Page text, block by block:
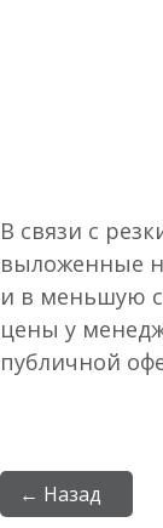
В связи с
выложенные
и в меньшую
цены у
публичной
← Назад